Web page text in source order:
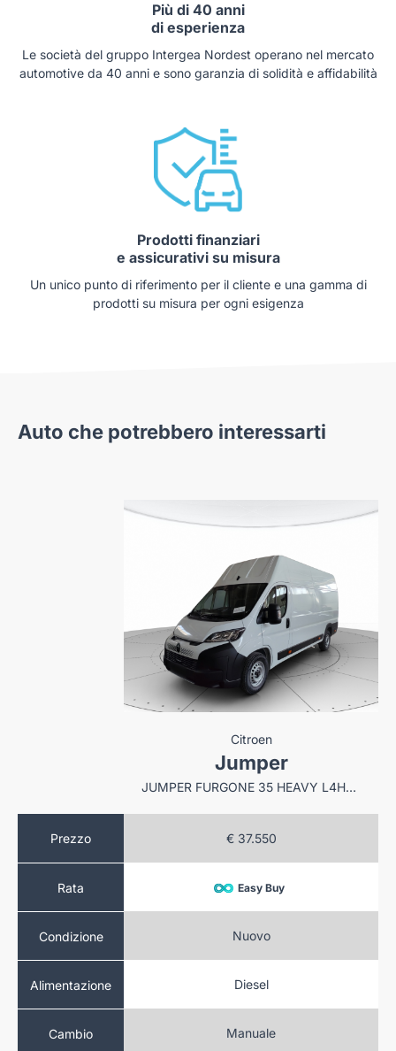
Più di 40 anni
di esperienza
Le società del gruppo Intergea Nordest operano nel mercato
automotive da 40 anni e sono garanzia di solidità e affidabilità
Prodotti finanziari
e assicurativi su misura
Un unico punto di riferimento per il cliente e una gamma di
prodotti su misura per ogni esigenza
Auto che potrebbero interessarti
Prezzo
Rata
Condizione
Alimentazione
Cambio
Citroen
Jumper
JUMPER FURGONE 35 HEAVY L4H3 2.2 BLUEHDI 180 CV S&
€ 37.550
Easy Buy
Nuovo
Diesel
Manuale